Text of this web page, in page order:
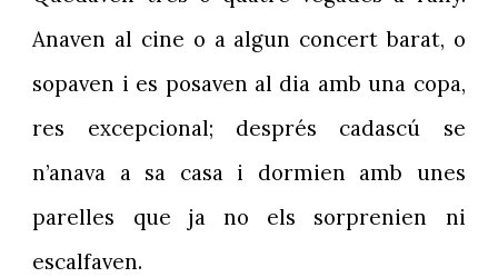
Anaven al cine o a algun concert barat, o
sopaven i es posaven al dia amb una copa,
res excepcional; després cadascú se
n’anava a sa casa i dormien amb unes
parelles que ja no els sorprenien ni
escalfaven.